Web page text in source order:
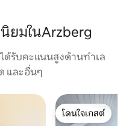
มในArzberg
ด้รับคะแนนสูงด้านทำเล
และอื่นๆ
โดนใจเกสต์
โดนใจเกสต์